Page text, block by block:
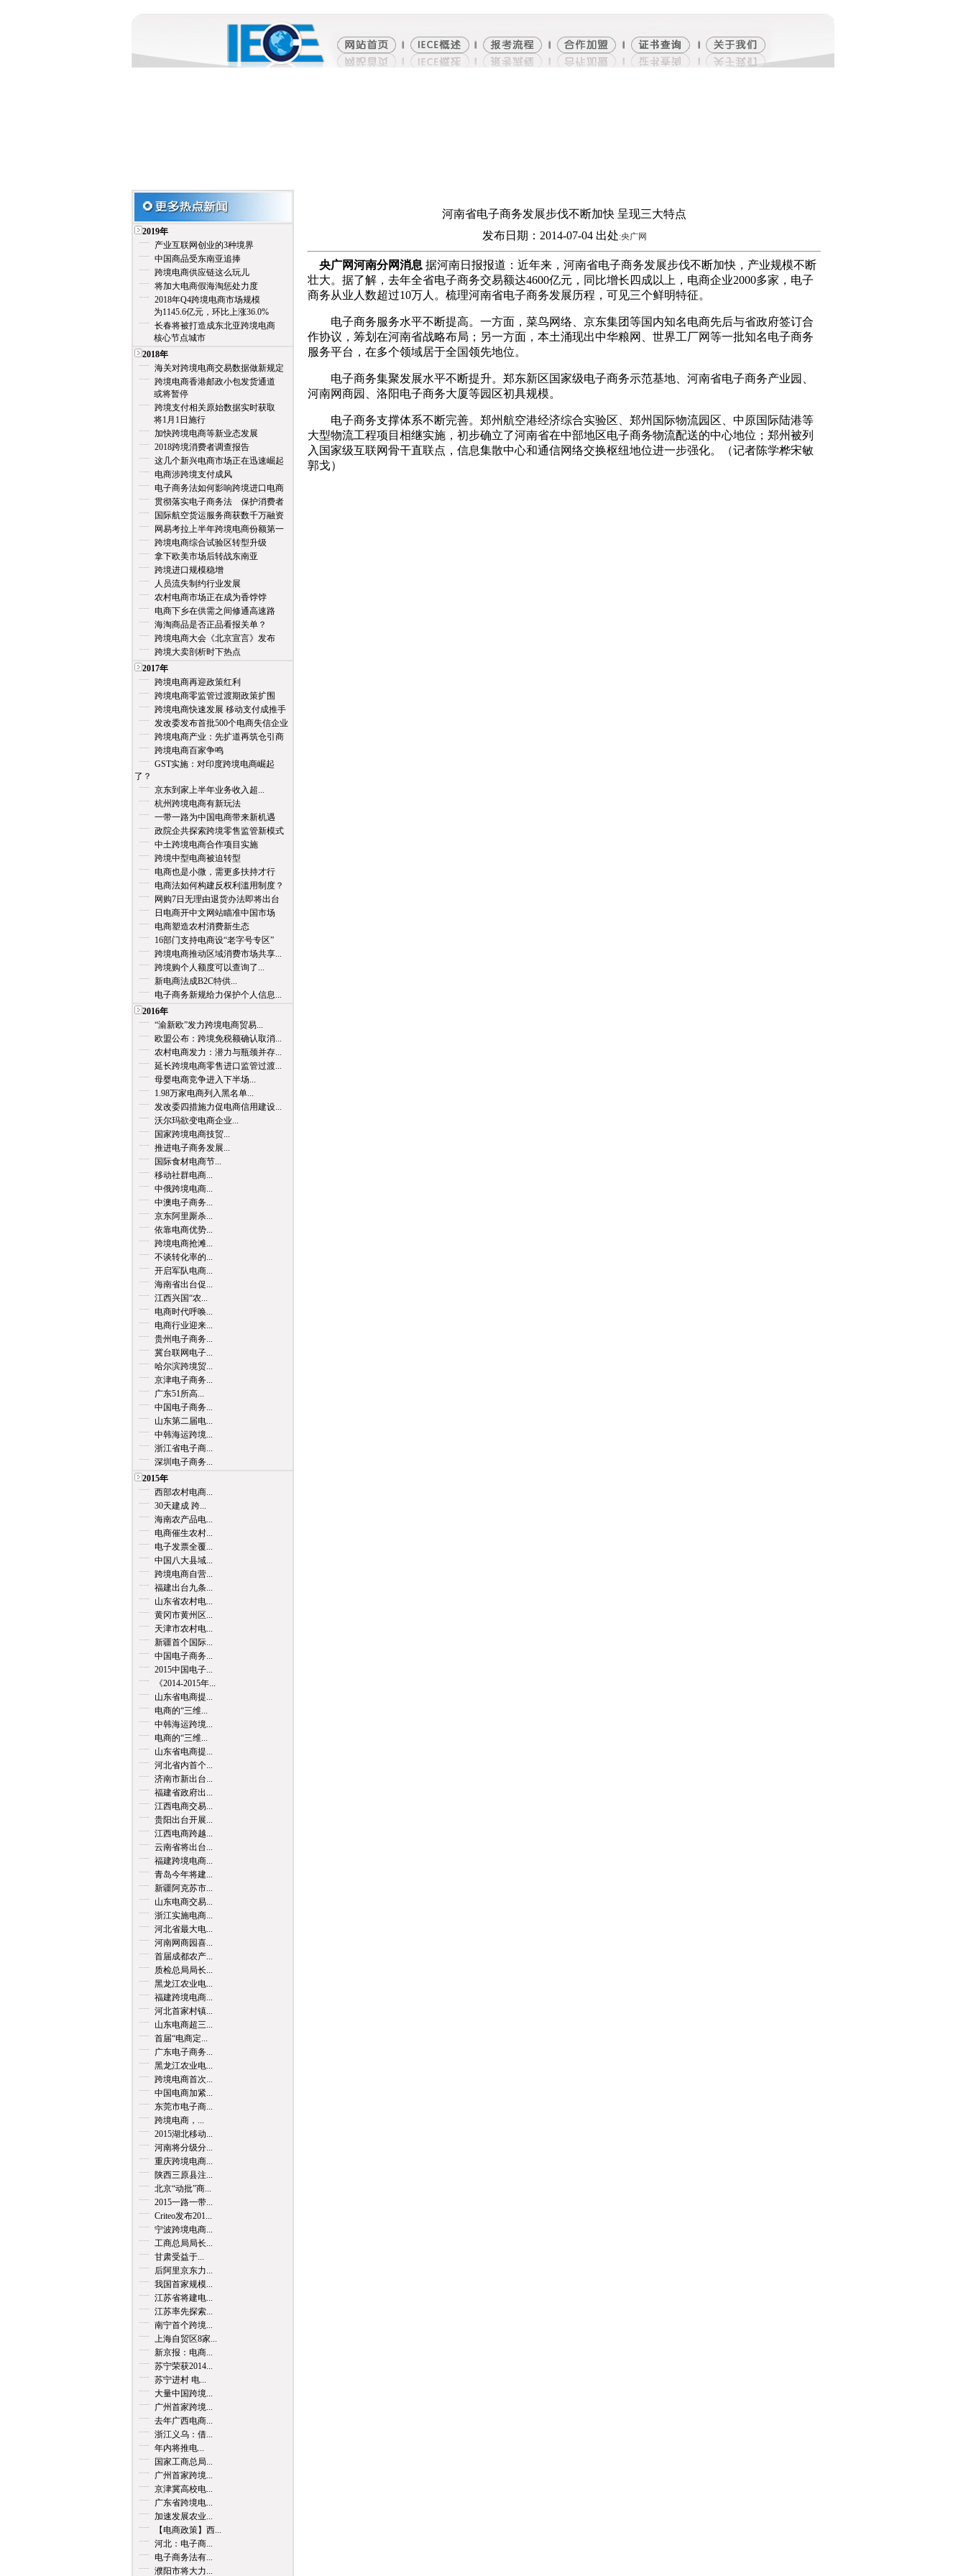
2019年
产业互联网创业的3种境界
中国商品受东南亚追捧
跨境电商供应链这么玩儿
将加大电商假海淘惩处力度
2018年Q4跨境电商市场规模
为1145.6亿元，环比上涨36.0%
长春将被打造成东北亚跨境电商
核心节点城市
2018年
海关对跨境电商交易数据做新规定
跨境电商香港邮政小包发货通道
或将暂停
跨境支付相关原始数据实时获取
将1月1日施行
加快跨境电商等新业态发展
2018跨境消费者调查报告
这几个新兴电商市场正在迅速崛起
电商涉跨境支付成风
电子商务法如何影响跨境进口电商
贯彻落实电子商务法 保护消费者
国际航空货运服务商获数千万融资
网易考拉上半年跨境电商份额第一
跨境电商综合试验区转型升级
拿下欧美市场后转战东南亚
跨境进口规模稳增
人员流失制约行业发展
农村电商市场正在成为香饽饽
电商下乡在供需之间修通高速路
海淘商品是否正品看报关单？
跨境电商大会《北京宣言》发布
跨境大卖剖析时下热点
2017年
跨境电商再迎政策红利
跨境电商零监管过渡期政策扩围
跨境电商快速发展 移动支付成推手
发改委发布首批500个电商失信企业
跨境电商产业：先扩道再筑仓引商
跨境电商百家争鸣
GST实施：对印度跨境电商崛起
了？
京东到家上半年业务收入超...
杭州跨境电商有新玩法
一带一路为中国电商带来新机遇
政院企共探索跨境零售监管新模式
中土跨境电商合作项目实施
跨境中型电商被迫转型
电商也是小微，需更多扶持才行
电商法如何构建反权利滥用制度？
网购7日无理由退货办法即将出台
日电商开中文网站瞄准中国市场
电商塑造农村消费新生态
16部门支持电商设“老字号专区”
跨境电商推动区域消费市场共享...
跨境购个人额度可以查询了...
新电商法成B2C特供...
电子商务新规给力保护个人信息...
2016年
“渝新欧”发力跨境电商贸易...
欧盟公布：跨境免税额确认取消...
农村电商发力：潜力与瓶颈并存...
延长跨境电商零售进口监管过渡...
母婴电商竞争进入下半场...
1.98万家电商列入黑名单...
发改委四措施力促电商信用建设...
沃尔玛欲变电商企业...
国家跨境电商技贸...
推进电子商务发展...
国际食材电商节...
移动社群电商...
中俄跨境电商...
中澳电子商务...
京东阿里厮杀...
依靠电商优势...
跨境电商抢滩...
不谈转化率的...
开启军队电商...
海南省出台促...
江西兴国“农...
电商时代呼唤...
电商行业迎来...
贵州电子商务...
冀台联网电子...
哈尔滨跨境贸...
京津电子商务...
广东51所高...
中国电子商务...
山东第二届电...
中韩海运跨境...
浙江省电子商...
深圳电子商务...
2015年
西部农村电商...
30天建成 跨...
海南农产品电...
电商催生农村...
电子发票全覆...
中国八大县域...
跨境电商自营...
福建出台九条...
山东省农村电...
黄冈市黄州区...
天津市农村电...
新疆首个国际...
中国电子商务...
2015中国电子...
《2014-2015年...
山东省电商提...
电商的“三维...
中韩海运跨境...
电商的“三维...
山东省电商提...
河北省内首个...
济南市新出台...
福建省政府出...
江西电商交易...
贵阳出台开展...
江西电商跨越...
云南省将出台...
福建跨境电商...
青岛今年将建...
新疆阿克苏市...
山东电商交易...
浙江实施电商...
河北省最大电...
河南网商园喜...
首届成都农产...
质检总局局长...
黑龙江农业电...
福建跨境电商...
河北首家村镇...
山东电商超三...
首届“电商定...
广东电子商务...
黑龙江农业电...
跨境电商首次...
中国电商加紧...
东莞市电子商...
跨境电商，...
2015湖北移动...
河南将分级分...
重庆跨境电商...
陕西三原县注...
北京“动批”商...
2015一路一带...
Criteo发布201...
宁波跨境电商...
工商总局局长...
甘肃受益于...
后阿里京东力...
我国首家规模...
江苏省将建电...
江苏率先探索...
南宁首个跨境...
上海自贸区8家...
新京报：电商...
苏宁荣获2014...
苏宁进村 电...
大量中国跨境...
广州首家跨境...
去年广西电商...
浙江义乌：借...
年内将推电...
国家工商总局...
广州首家跨境...
京津冀高校电...
广东省跨境电...
加速发展农业...
【电商政策】西...
河北：电子商...
电子商务法有...
濮阳市将大力...
河南省电子商务发展步伐不断加快 呈现三大特点
发布日期：2014-07-04 出处:央广网
央广网河南分网消息 据河南日报报道：近年来，河南省电子商务发展步伐不断加快，产业规模不断
壮大。据了解，去年全省电子商务交易额达4600亿元，同比增长四成以上，电商企业2000多家，电子
商务从业人数超过10万人。梳理河南省电子商务发展历程，可见三个鲜明特征。
电子商务服务水平不断提高。一方面，菜鸟网络、京东集团等国内知名电商先后与省政府签订合
作协议，筹划在河南省战略布局；另一方面，本土涌现出中华粮网、世界工厂网等一批知名电子商务
服务平台，在多个领域居于全国领先地位。
电子商务集聚发展水平不断提升。郑东新区国家级电子商务示范基地、河南省电子商务产业园、
河南网商园、洛阳电子商务大厦等园区初具规模。
电子商务支撑体系不断完善。郑州航空港经济综合实验区、郑州国际物流园区、中原国际陆港等
大型物流工程项目相继实施，初步确立了河南省在中部地区电子商务物流配送的中心地位；郑州被列
入国家级互联网骨干直联点，信息集散中心和通信网络交换枢纽地位进一步强化。（记者陈学桦宋敏
郭戈）